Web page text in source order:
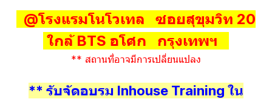
@โรงแรมโนโวเทล ซอยสุขุมวิท 20
ใกล้ BTS อโศก กรุงเทพฯ
** สถานที่อาจมีการเปลี่ยนแปลง
** รับจัดอบรม Inhouse Training ใน